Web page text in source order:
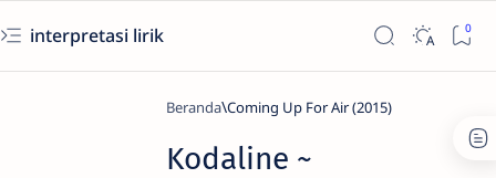
interpretasi lirik
Beranda Coming Up For Air (2015)
Kodaline ~